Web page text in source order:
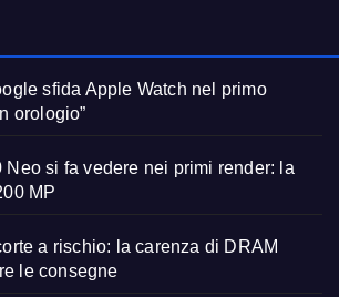
sfida Apple Watch nel primo
orologio”
Neo si fa vedere nei primi render: la
MP
a rischio: la carenza di DRAM
le consegne